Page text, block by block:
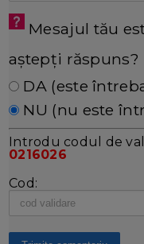
Mesajul tău
aștepți răspuns?
DA (este
NU (nu este
Introdu codul de
0216026
Cod: